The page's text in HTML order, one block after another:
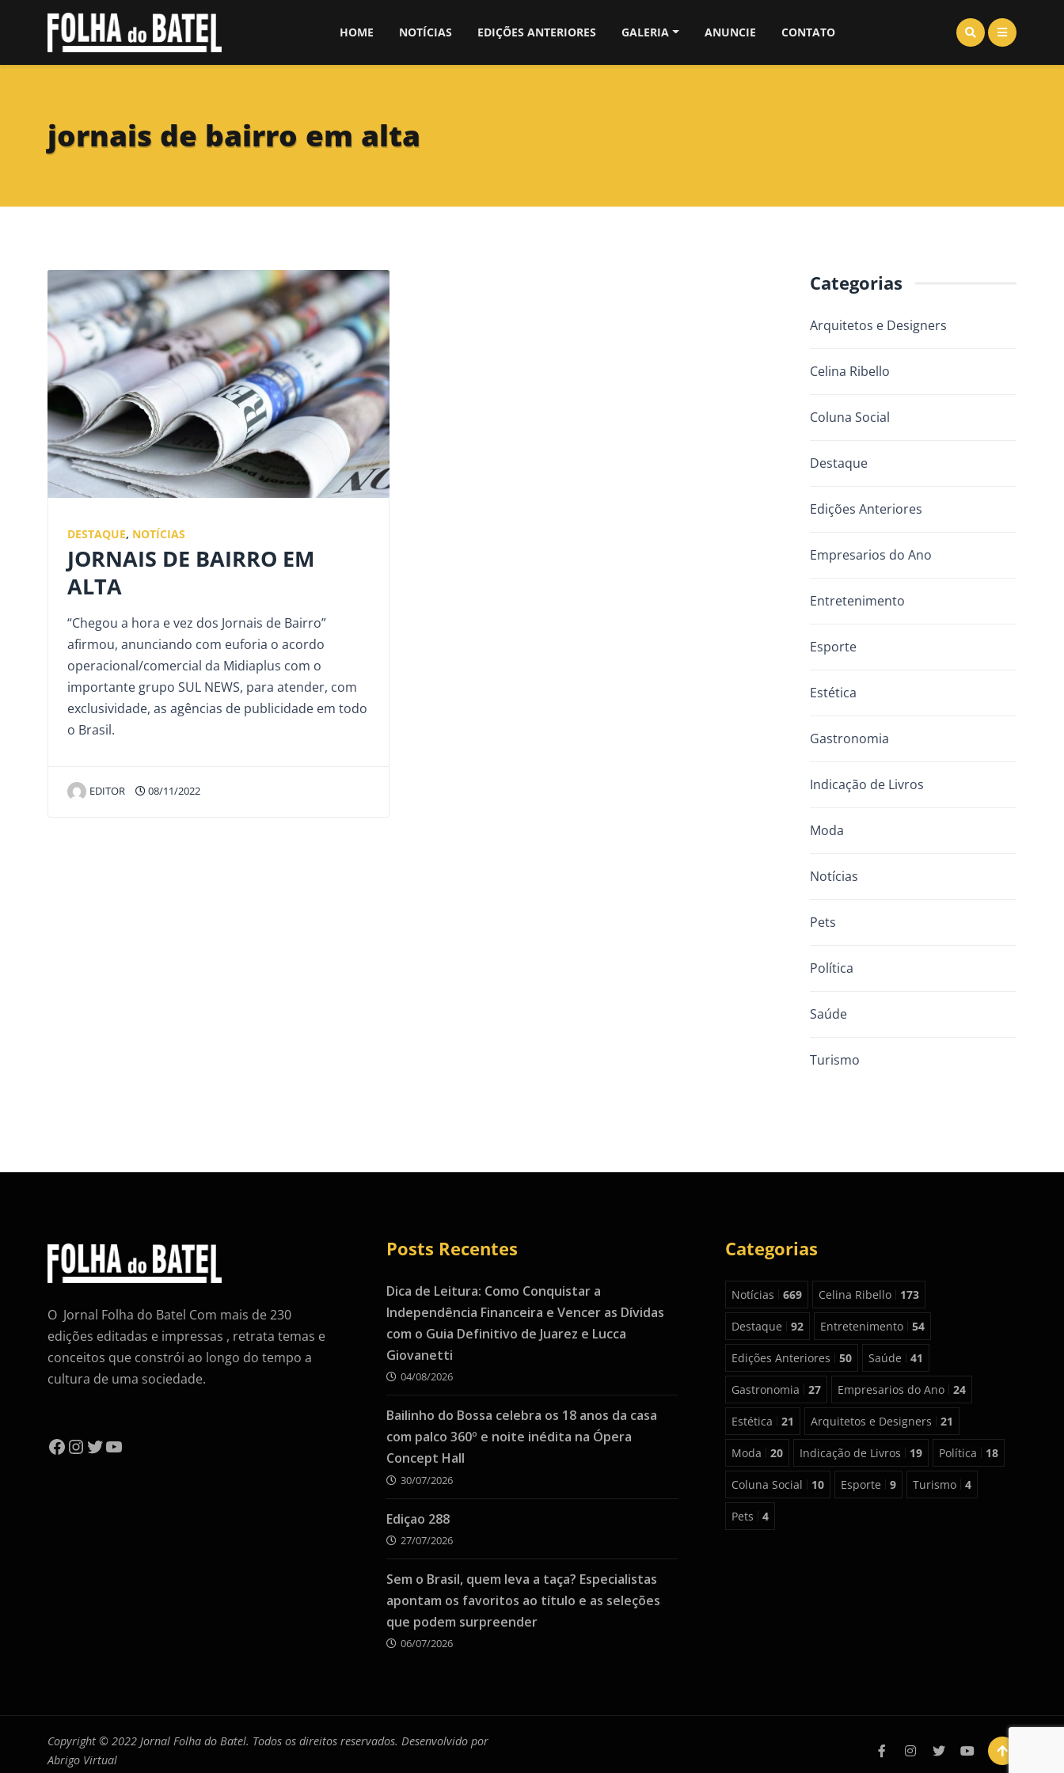
HOME NOTÍCIAS EDIÇÕES ANTERIORES GALERIA ANUNCIE CONTATO
jornais de bairro em alta
DESTAQUE, NOTÍCIAS
JORNAIS DE BAIRRO EM
ALTA
“Chegou a hora e vez dos Jornais de Bairro”
afirmou, anunciando com euforia o acordo
operacional/comercial da Midiaplus com o
importante grupo SUL NEWS, para atender, com
exclusividade, as agências de publicidade em todo
o Brasil.
EDITOR 08/11/2022
Categorias
Arquitetos e Designers
Celina Ribello
Coluna Social
Destaque
Edições Anteriores
Empresarios do Ano
Entretenimento
Esporte
Estética
Gastronomia
Indicação de Livros
Moda
Notícias
Pets
Política
Saúde
Turismo
O Jornal Folha do Batel Com mais de 230
edições editadas e impressas , retrata temas e
conceitos que constrói ao longo do tempo a
cultura de uma sociedade.
Facebook
Instagram
Twitter
YouTube
Posts Recentes
Dica de Leitura: Como Conquistar a
Independência Financeira e Vencer as Dívidas
com o Guia Definitivo de Juarez e Lucca
Giovanetti
04/08/2026
Bailinho do Bossa celebra os 18 anos da casa
com palco 360º e noite inédita na Ópera
Concept Hall
30/07/2026
Ediçao 288
27/07/2026
Sem o Brasil, quem leva a taça? Especialistas
apontam os favoritos ao título e as seleções
que podem surpreender
06/07/2026
Categorias
Notícias 669 Celina Ribello 173
Destaque 92 Entretenimento 54
Edições Anteriores 50 Saúde 41
Gastronomia 27 Empresarios do Ano 24
Estética 21 Arquitetos e Designers 21
Moda 20 Indicação de Livros 19 Política 18
Coluna Social 10 Esporte 9 Turismo 4
Pets 4
Copyright © 2022 Jornal Folha do Batel. Todos os direitos reservados. Desenvolvido por
Abrigo Virtual